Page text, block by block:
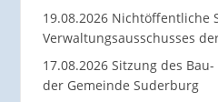
19.08.2026 Nichtöffentliche
Verwaltungsausschusses
17.08.2026 Sitzung des
der Gemeinde Suderburg